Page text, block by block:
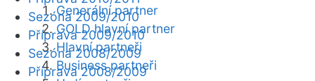
Generální partner
GOLD hlavní partner
Hlavní partneři
Business partneři
Sezóna 2009/2010
Příprava 2009/2010
Sezóna 2008/2009
Příprava 2008/2009